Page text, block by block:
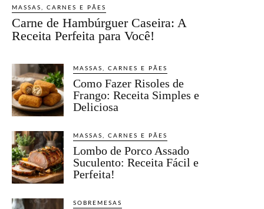
MASSAS, CARNES E PÃES
Carne de Hambúrguer Caseira: A
Receita Perfeita para Você!
MASSAS, CARNES E PÃES
Como Fazer Risoles de
Frango: Receita Simples e
Deliciosa
MASSAS, CARNES E PÃES
Lombo de Porco Assado
Suculento: Receita Fácil e
Perfeita!
SOBREMESAS